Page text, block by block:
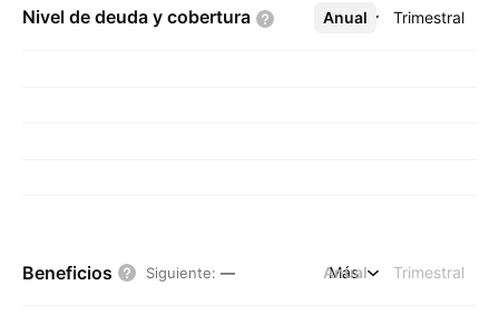
Nivel de deuda y cobertura Anual Trimestral
Más
Beneficios Siguiente: — Anual Trimestral
Más